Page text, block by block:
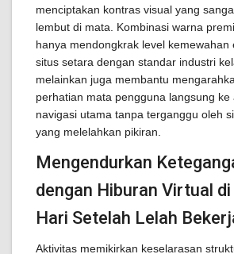
menciptakan kontras visual yang
lembut di mata. Kombinasi warna
hanya mendongkrak level kemewahan
situs setara dengan standar industri
melainkan juga membantu
perhatian mata pengguna langsung ke
navigasi utama tanpa terganggu oleh
yang melelahkan pikiran.
Mengendurkan
dengan Hiburan Virtual
Hari Setelah Lelah
Aktivitas memikirkan keselarasan